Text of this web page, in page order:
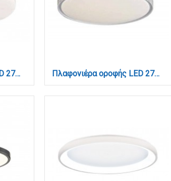
Πλαφονιέρα οροφής LED 27W 4cct από λευκό ακρυλικό D:40cm (42050-B-Λευκό) Πλαφονιέρα οροφής LED 27W 4cct από λευκό ακρυλικό D:50cm (42051-B)